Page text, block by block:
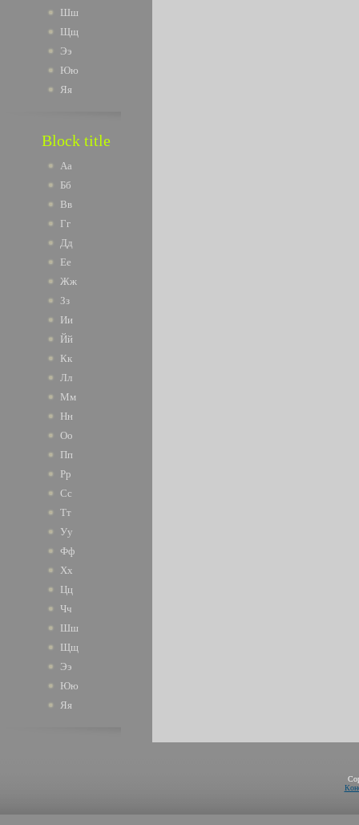
Шш
Щщ
Ээ
Юю
Яя
Block title
Аа
Бб
Вв
Гг
Дд
Ее
Жж
Зз
Ии
Йй
Кк
Лл
Мм
Нн
Оо
Пп
Рр
Сс
Тт
Уу
Фф
Хх
Цц
Чч
Шш
Щщ
Ээ
Юю
Яя